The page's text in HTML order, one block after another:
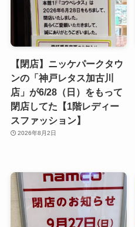
【閉店】ニッケパークタウ
ンの「神戸レタス加古川
店」が6/28（日）をもって
閉店してた【1階レディー
スファッション】
2026年8月2日